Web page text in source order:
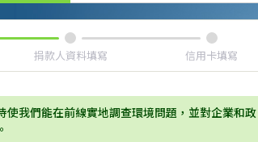
捐款人資料填寫 信用卡填寫
使我們能在前線實地調查環境問題，並對企業和政